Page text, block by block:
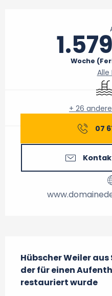
Woche
Alle
+ 26
07
Hübscher Weiler
der für einen
restauriert wurde